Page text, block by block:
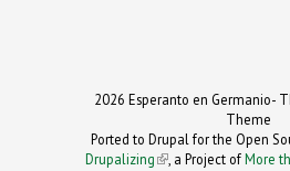
2026 Esperanto en Germanio-
Theme
Ported to Drupal for the Open
Drupalizing(link is external)
, a Project ofMore